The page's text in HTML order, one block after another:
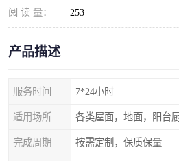
阅 读 量： 253
产品描述
服务时间 7*24小时
适用场所
完成周期 按需定制，保质保量